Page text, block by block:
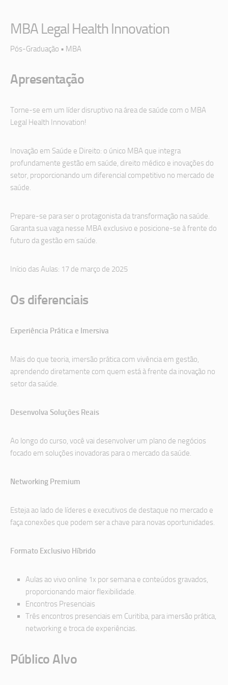
MBA Legal Health Innovation
Pós-Graduação • MBA
Apresentação
Torne-se em um líder disruptivo na área de saúde com o MBA
Legal Health Innovation!
Inovação em Saúde e Direito: o único MBA que integra
profundamente gestão em saúde, direito médico e inovações do
setor, proporcionando um diferencial competitivo no mercado de
saúde.
Prepare-se para ser o protagonista da transformação na saúde.
Garanta sua vaga nesse MBA exclusivo e posicione-se à frente do
futuro da gestão em saúde.
Início das Aulas: 17 de março de 2025
Os diferenciais
Experiência Prática e Imersiva
Mais do que teoria, imersão prática com vivência em gestão ,
aprendendo diretamente com quem está à frente da inovação no
setor da saúde.
Desenvolva Soluções Reais
Ao longo do curso, você vai desenvolver um plano de negócios
focado em soluções inovadoras para o mercado da saúde.
Networking Premium
Esteja ao lado de líderes e executivos de destaque no mercado e
faça conexões qu e podem ser a chave para novas oportunidades.
Formato Exclusivo Híbrido
Aulas ao vivo online 1x por semana e conteúdos gravados,
proporcionando maior flexibilidade.
Encontros Presenciais
Três encontros presenciais em Curitiba, para imersão prática,
networking e troca de experiências.
Público Alvo